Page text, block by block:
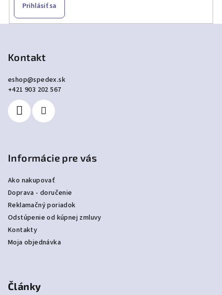
Prihlásiť sa
Kontakt
eshop@spedex.sk
+421 903 202 567
Informácie pre vás
Ako nakupovať
Doprava - doručenie
Reklamačný poriadok
Odstúpenie od kúpnej zmluvy
Kontakty
Moja objednávka
Články